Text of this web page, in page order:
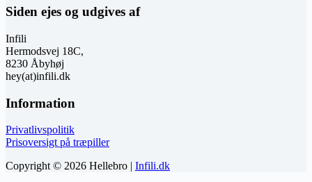
Siden ejes og udgives af
Infili
Hermodsvej 18C,
8230 Åbyhøj
hey(at)infili.dk
Information
Privatlivspolitik
Prisoversigt på træpiller
Copyright © 2026 Hellebro | Infili.dk